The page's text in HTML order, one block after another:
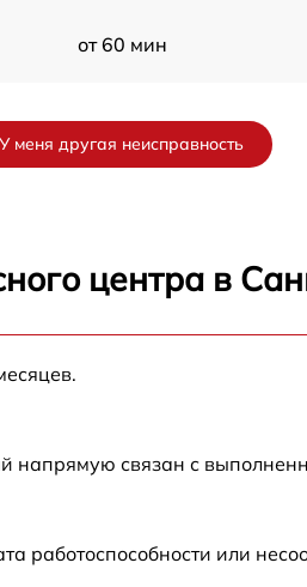
от 60 мин
У меня другая неисправность
центра в
напрямую связан с
или